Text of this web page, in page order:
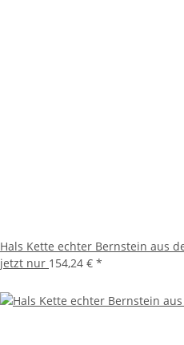
Hals Kette echter Bernstein aus
jetzt nur 154,24 € *